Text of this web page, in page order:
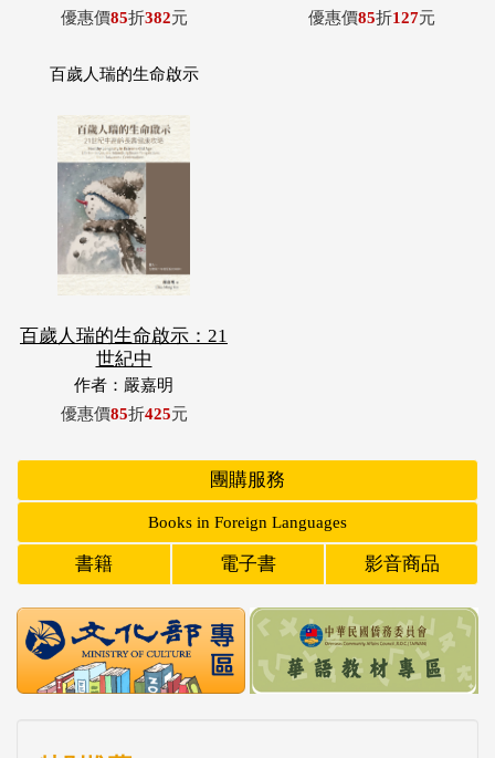
翊齊，張惠東，許玉青，王
優惠價85折382元
優惠價85折127元
百歲人瑞的生命啟示
百歲人瑞的生命啟示：21
世紀中
作者：嚴嘉明
優惠價85折425元
團購服務
Books in Foreign Languages
書籍 電子書 影音商品